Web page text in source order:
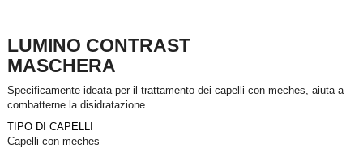
LUMINO CONTRAST
MASCHERA
Specificamente ideata per il trattamento dei capelli con meches, aiuta a
combatterne la disidratazione.
TIPO DI CAPELLI
Capelli con meches